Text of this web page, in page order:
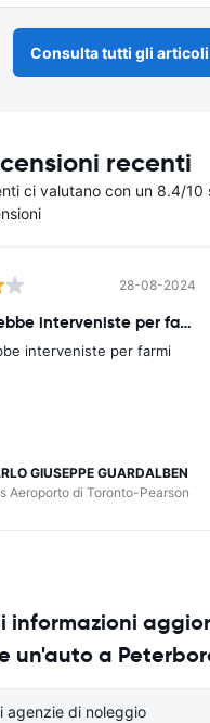
Consulta tutti gli articoli
recenti
ci valutano con un 8.4/10
28-08-2024
mi piacerebbe interveniste per farmi
interveniste per farmi
GIUSEPPE GUARDALBEN
Aeroporto di Toronto-Pearson
informazioni
un'auto a
agenzie di noleggio